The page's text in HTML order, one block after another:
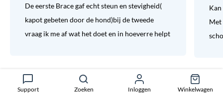
De eerste Brace gaf echt steun en stevigheid(
kapot gebeten door de hond)bij de tweede
vraag ik me af wat het doet en in hoeverre helpt
Met
Laat een review achter
Support Zoeken Inloggen Winkelwagen